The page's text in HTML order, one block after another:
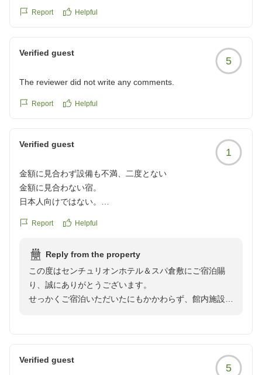
Report Helpful
Verified guest
5
The reviewer did not write any comments.
Report Helpful
Verified guest
1
金額に見合わず設備も不満、二度とない
金額に見合わない宿。
日本人向けではない。
洗い場も3箇所しかなく、順番待ち。脱衣所もロッカーの数
朝食は高過ぎる!これで2,300円は詐欺レベル。
エレベーターも1つしかなく、なかなか乗れない。
まぁ二度とない!
クチコミの詳細はこちらから
Report Helpful
Reply from the property
この度はセンチュリオンホテル＆スパ倉敷にご宿泊賜
り、誠にありがとうございます。
せっかくご宿泊いただいたにもかかわらず、館内施設や
また、お忙しい中、貴重なお時間を割いてご意見をお寄
せいただきましたこと、心より感謝申し上げます。
Verified guest
5